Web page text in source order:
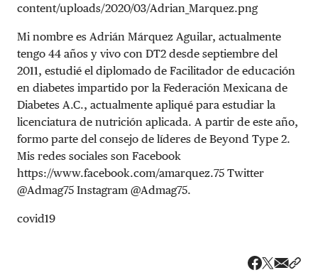
content/uploads/2020/03/Adrian_Marquez.png
Mi nombre es Adrián Márquez Aguilar, actualmente
tengo 44 años y vivo con DT2 desde septiembre del
2011, estudié el diplomado de Facilitador de educación
en diabetes impartido por la Federación Mexicana de
Diabetes A.C., actualmente apliqué para estudiar la
licenciatura de nutrición aplicada. A partir de este año,
formo parte del consejo de líderes de Beyond Type 2.
Mis redes sociales son Facebook
https://www.facebook.com/amarquez.75 Twitter
@Admag75 Instagram @Admag75.
covid19